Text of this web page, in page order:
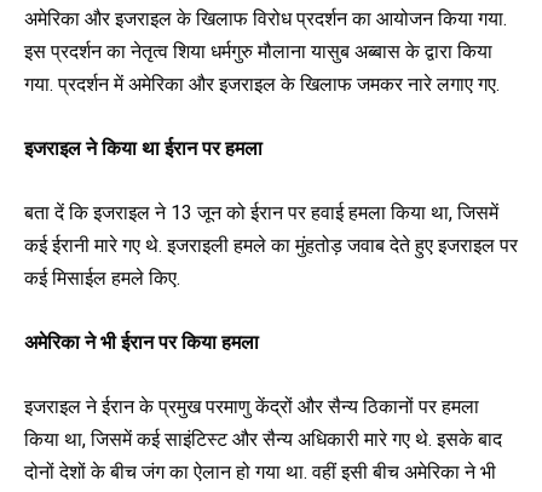
अमेरिका और इजराइल के खिलाफ विरोध प्रदर्शन का आयोजन किया गया.
इस प्रदर्शन का नेतृत्व शिया धर्मगुरु मौलाना यासुब अब्बास के द्वारा किया
गया. प्रदर्शन में अमेरिका और इजराइल के खिलाफ जमकर नारे लगाए गए.
इजराइल ने किया था ईरान पर हमला
बता दें कि इजराइल ने 13 जून को ईरान पर हवाई हमला किया था, जिसमें
कई ईरानी मारे गए थे. इजराइली हमले का मुंहतोड़ जवाब देते हुए इजराइल पर
कई मिसाईल हमले किए.
अमेरिका ने भी ईरान पर किया हमला
इजराइल ने ईरान के प्रमुख परमाणु केंद्रों और सैन्य ठिकानों पर हमला
किया था, जिसमें कई साइंटिस्ट और सैन्य अधिकारी मारे गए थे. इसके बाद
दोनों देशों के बीच जंग का ऐलान हो गया था. वहीं इसी बीच अमेरिका ने भी